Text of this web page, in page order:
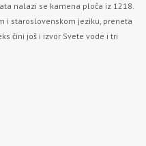
nalazi se kamena ploča iz 1218.
i staroslovenskom jeziku, preneta
čini još i izvor Svete vode i tri